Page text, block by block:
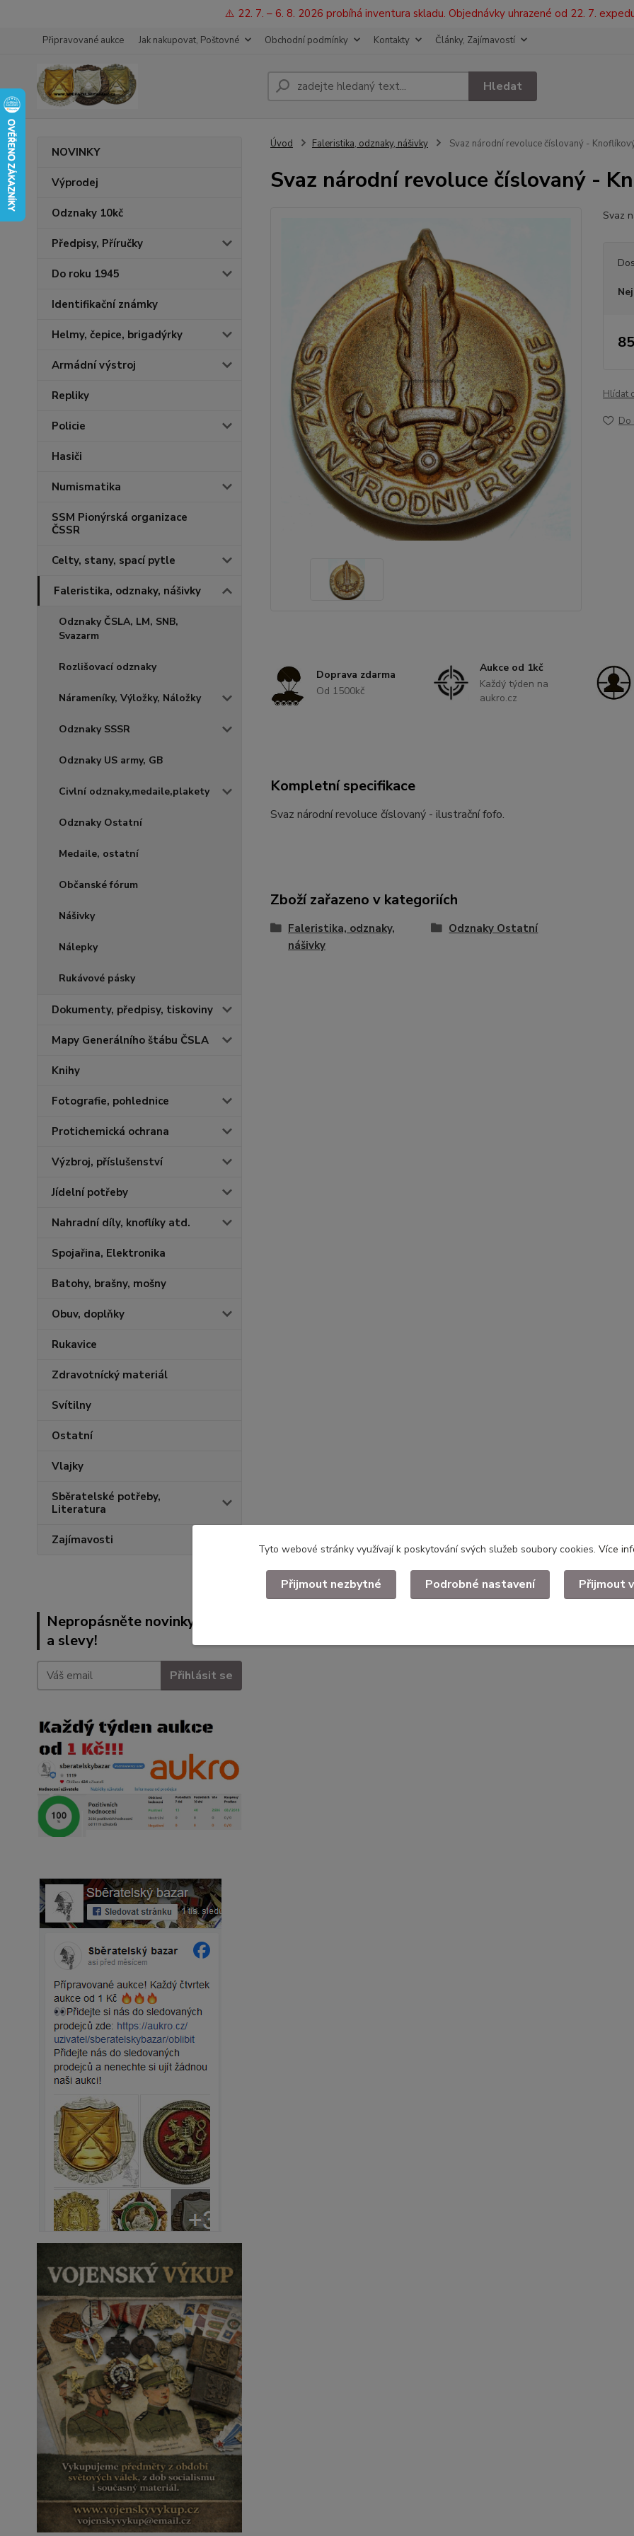
⚠️ 22. 7. – 6. 8. 2026 probíhá inventura skladu. Objednávky uhrazené od 22. 7.
Připravované aukce Jak nakupovat, Poštovné Obchodní podmínky Kontakty Články, Zajímavostí
Hledat
NOVINKY
Výprodej
Odznaky 10kč
Předpisy, Příručky
Do roku 1945
Identifikační známky
Helmy, čepice, brigadýrky
Armádní výstroj
Repliky
Policie
Hasiči
Numismatika
SSM Pionýrská organizace
ČSSR
Celty, stany, spací pytle
Faleristika, odznaky, nášivky
Odznaky ČSLA, LM, SNB,
Svazarm
Rozlišovací odznaky
Nárameníky, Výložky, Náložky
Odznaky SSSR
Odznaky US army, GB
Civlní odznaky,medaile,plakety
Odznaky Ostatní
Medaile, ostatní
Občanské fórum
Nášivky
Nálepky
Rukávové pásky
Dokumenty, předpisy, tiskoviny
Mapy Generálního štábu ČSLA
Knihy
Fotografie, pohlednice
Protichemická ochrana
Výzbroj, příslušenství
Jídelní potřeby
Nahradní díly, knoflíky atd.
Spojařina, Elektronika
Batohy, brašny, mošny
Obuv, doplňky
Rukavice
Zdravotnícký materiál
Svítilny
Ostatní
Vlajky
Sběratelské potřeby,
Literatura
Zajímavosti
Nepropásněte novinky, akce
a slevy!
Přihlásit se
Úvod Faleristika, odznaky, nášivky Svaz národní revoluce číslovaný -
Svaz národní revoluce číslovaný -
Svaz
Hlídat
Do
Doprava zdarma
Od 1500kč
Aukce od 1kč
Každý týden na
aukro.cz
Kompletní specifikace
Svaz národní revoluce číslovaný - ilustrační fofo.
Zboží zařazeno v kategoriích
Faleristika, odznaky,
nášivky
Odznaky Ostatní
Tyto webové stránky využívají k poskytování svých služeb soubory cookies. Více
Přijmout nezbytné Podrobné nastavení Přijmout